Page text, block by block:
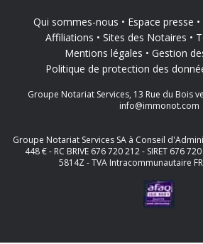
Qui sommes-nous Espace presse
Affiliations
Sites des Notaires
Mentions légales
Gestion
Politique de protection des
Groupe Notariat Services, 13 Rue du Bois
info@immonot.com
Groupe Notariat Services SA à Conseil
448 € - RC BRIVE 676 720 212 - SIRET 676
5814Z - TVA Intracommunautaire